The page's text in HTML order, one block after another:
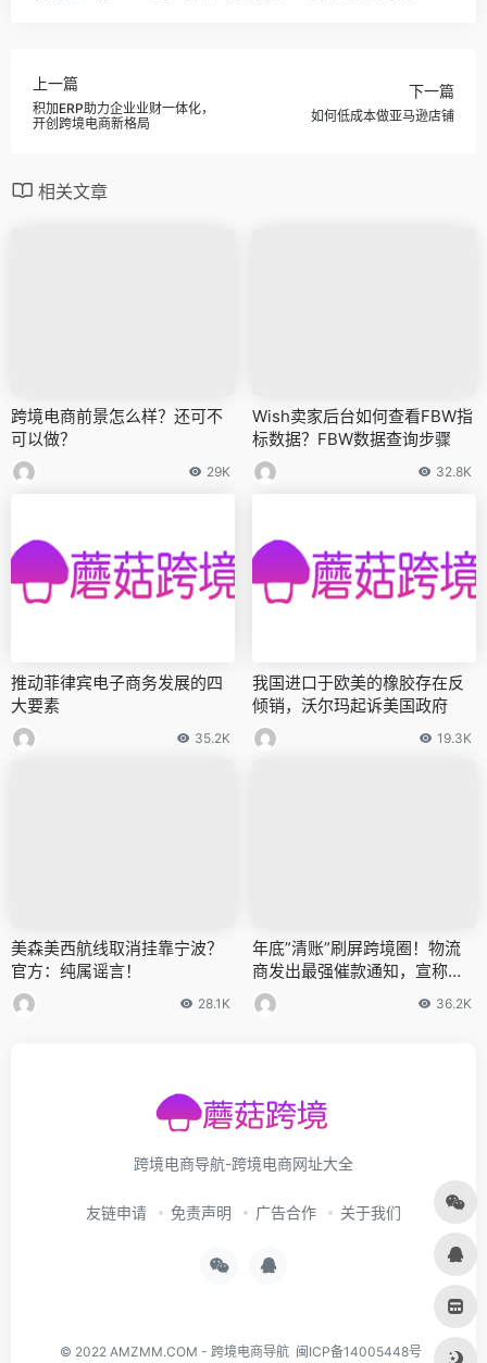
上一篇
积加ERP助力企业业财一体化，
开创跨境电商新格局
下一篇
如何低成本做亚马逊店铺
相关文章
跨境电商前景怎么样？还可不
可以做？
29K
Wish卖家后台如何查看FBW指
标数据？FBW数据查询步骤
32.8K
推动菲律宾电子商务发展的四
大要素
35.2K
我国进口于欧美的橡胶存在反
倾销，沃尔玛起诉美国政府
19.3K
美森美西航线取消挂靠宁波？
官方：纯属谣言！
28.1K
年底”清账”刷屏跨境圈！物流
商发出最强催款通知，宣称已
不堪重负
36.2K
跨境电商导航-跨境电商网址大全
友链申请 免责声明 广告合作 关于我们
© 2022 AMZMM.COM - 跨境电商导航 闽ICP备14005448号